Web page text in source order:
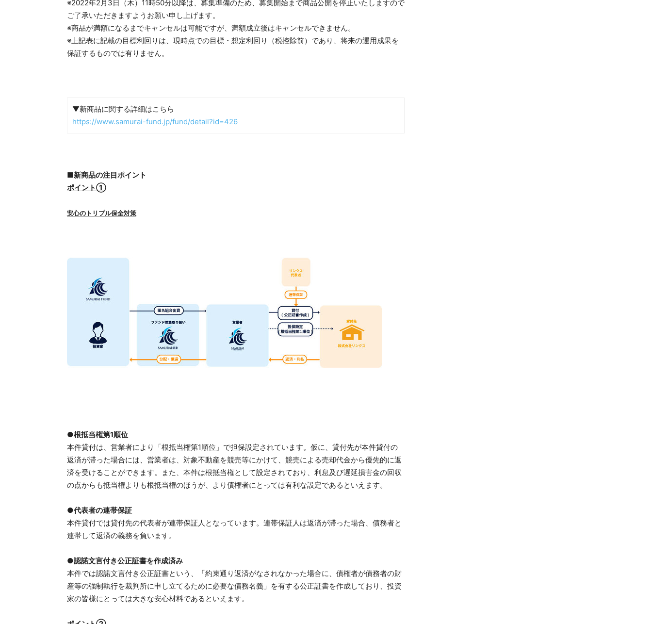
※2022年2月3日（木）11時50分以降は、募集準備のため、募集開始まで商品公開を停止いたしますので
ご了承いただきますようお願い申し上げます。
※商品が満額になるまでキャンセルは可能ですが、満額成立後はキャンセルできません。
※上記表に記載の目標利回りは、現時点での目標・想定利回り（税控除前）であり、将来の運用成果を
保証するものでは有りません。
▼新商品に関する詳細はこちら
https://www.samurai-fund.jp/fund/detail?id=426
■新商品の注目ポイント
ポイント①
安心のトリプル保全対策
●根抵当権第1順位
本件貸付は、営業者により「根抵当権第1順位」で担保設定されています。仮に、貸付先が本件貸付の
返済が滞った場合には、営業者は、対象不動産を競売等にかけて、競売による売却代金から優先的に返
済を受けることができます。また、本件は根抵当権として設定されており、利息及び遅延損害金の回収
の点からも抵当権よりも根抵当権のほうが、より債権者にとっては有利な設定であるといえます。
●代表者の連帯保証
本件貸付では貸付先の代表者が連帯保証人となっています。連帯保証人は返済が滞った場合、債務者と
連帯して返済の義務を負います。
●認諾文言付き公正証書を作成済み
本件では認諾文言付き公正証書という、「約束通り返済がなされなかった場合に、債権者が債務者の財
産等の強制執行を裁判所に申し立てるために必要な債務名義」を有する公正証書を作成しており、投資
家の皆様にとっては大きな安心材料であるといえます。